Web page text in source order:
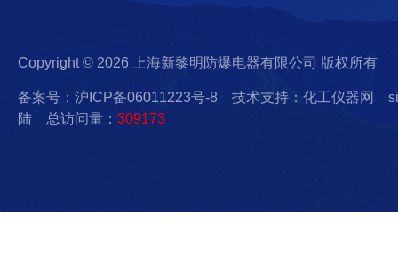
Copyright © 2026 上海新黎明防爆电器有限公司 版权所有
备案号：沪ICP备06011223号-8 技术支持：化工仪器网
陆 总访问量： 309173